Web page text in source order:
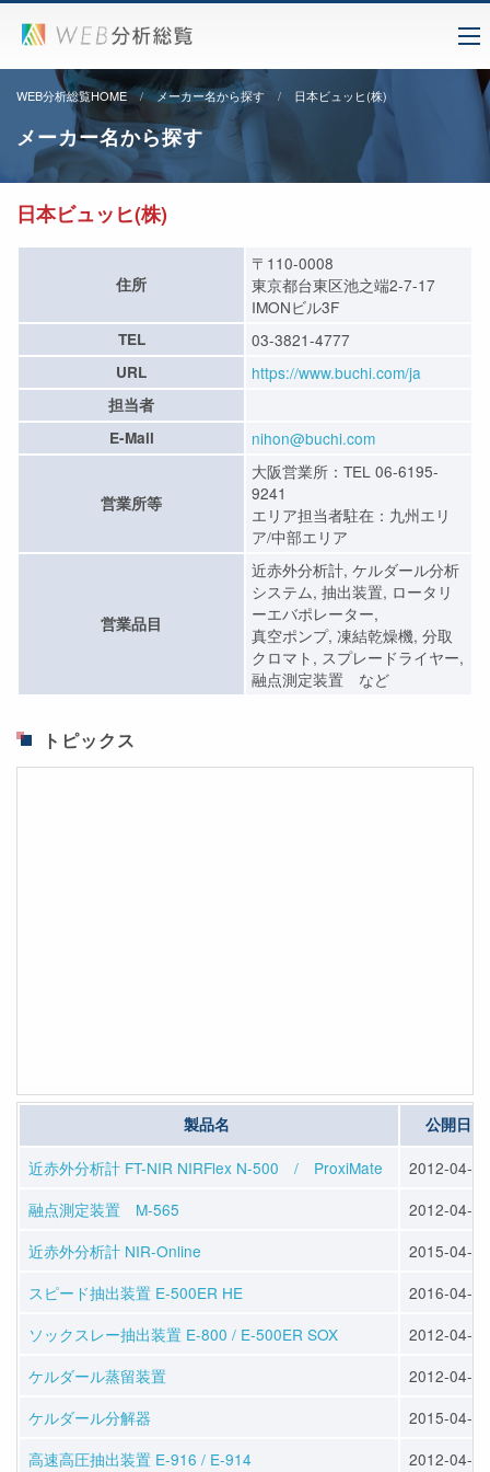
WEB分析総覧HOME メーカー名から探す 日本ビュッヒ(株)
メーカー名から探す
日本ビュッヒ(株)
住所
〒110-0008
東京都台東区池之端2-7-17
IMONビル3F
TEL 03-3821-4777
URL https://www.buchi.com/ja
担当者
E-Mail
nihon@buchi.com
営業所等
大阪営業所：TEL 06-6195-
9241
エリア担当者駐在：九州エリ
ア/中部エリア
営業品目
近赤外分析計, ケルダール分析
システム, 抽出装置, ロータリ
ーエバポレーター,
真空ポンプ, 凍結乾燥機, 分取
クロマト, スプレードライヤー,
融点測定装置 など
トピックス
製品名 公開日
近赤外分析計 FT-NIR NIRFlex N-500 / ProxiMate
2012-04-23
融点測定装置 M-565
2012-04-23
近赤外分析計 NIR-Online
2015-04-10
スピード抽出装置 E-500ER HE
2016-04-13
ソックスレー抽出装置 E-800 / E-500ER SOX
2012-04-25
ケルダール蒸留装置
2012-04-25
ケルダール分解器
2015-04-10
高速高圧抽出装置 E-916 / E-914
2012-04-25